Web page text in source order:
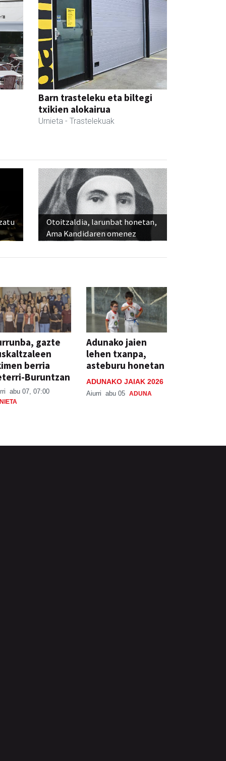
Barn trasteleku eta biltegi
txikien alokairua
Urnieta - Trastelekuak
Otoitzaldia, larunbat honetan,
Ama Kandidaren omenez
gazte
berria
Buruntzan
abu 07, 07:00
Adunako jaien
lehen txanpa,
asteburu honetan
ADUNAKO JAIAK 2026
Aiurri abu 05 ADUNA